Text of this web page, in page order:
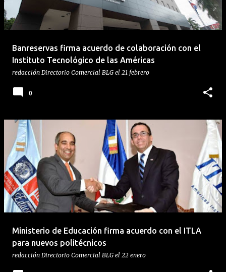
Banreservas firma acuerdo de colaboración con el
Instituto Tecnológico de las Américas
redacción Directorio Comercial BLG el 21 febrero
0
Ministerio de Educación firma acuerdo con el ITLA
para nuevos politécnicos
redacción Directorio Comercial BLG el 22 enero